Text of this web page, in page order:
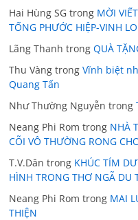
Hai Hùng SG trong MỜI
TỐNG PHƯỚC HIỆP-VINH
Lãng Thanh trongQUÀ
Thu Vàng trongVĩnh biệt
Quang Tấn
Như Thường Nguyễn trong
Neang Phi Rom trong NHÀ
CÕI VÔ THƯỜNG RONG
T.V.Dân trong KHÚC TÍM
HÌNH TRONG THƠ NGÃ DU
Neang Phi Rom trong MAI
THIỆN